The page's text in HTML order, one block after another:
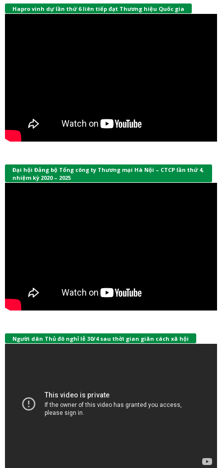
Hapro vinh dự lần thứ 6 liên tiếp đạt Thương hiệu Quốc gia
Đại hội Đảng bộ Tổng công ty Thương mại Hà Nội – CTCP lần thứ 4,
nhiệm kỳ 2020 – 2025
Người dân Thủ đô nghỉ lễ 30/4 sau thời gian giãn cách xã hội